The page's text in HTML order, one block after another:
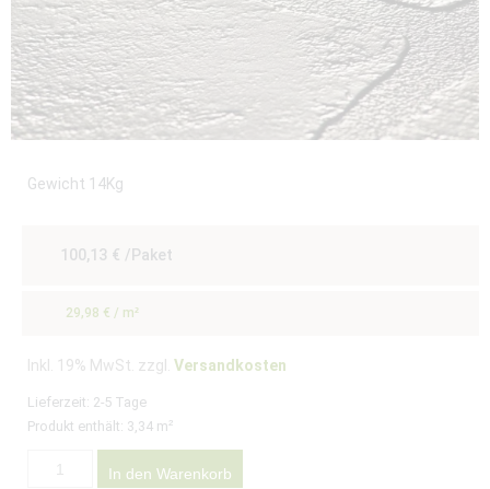
Gewicht 14Kg
100,13 € /Paket
29,98 € / m²
Inkl. 19% MwSt. zzgl. Versandkosten
Lieferzeit: 2-5 Tage
Produkt enthält: 3,34 m²
In den Warenkorb